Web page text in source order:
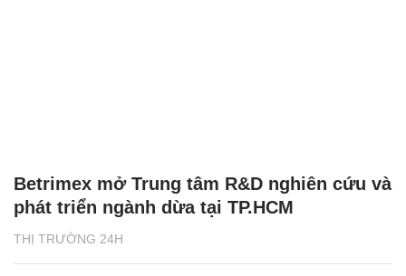
THỊ TRƯỜNG 24H
Betrimex mở Trung tâm R&D nghiên cứu và
phát triển ngành dừa tại TP.HCM